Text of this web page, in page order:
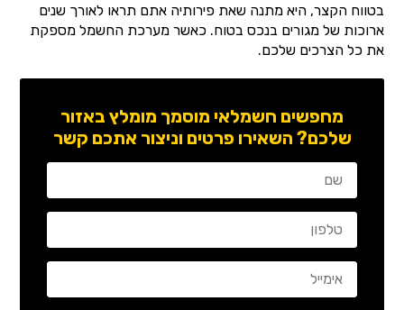
בטווח הקצר, היא מתנה שאת פירותיה אתם תראו לאורך שנים
ארוכות של מגורים בנכס בטוח. כאשר מערכת החשמל מספקת
את כל הצרכים שלכם.
מחפשים חשמלאי מוסמך מומלץ באזור
שלכם? השאירו פרטים וניצור אתכם קשר